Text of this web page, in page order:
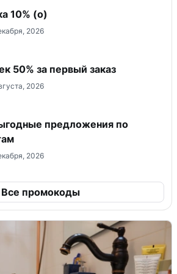
10% (о)
2026
50% за первый заказ
2026
предложения по
2026
Все промокоды